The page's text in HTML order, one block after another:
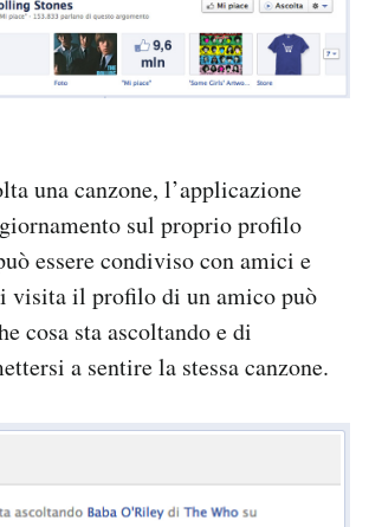
una canzone, l’applicazione
sul proprio profilo
essere condiviso con amici e
visita il profilo di un amico può
cosa sta ascoltando e di
a sentire la stessa canzone.